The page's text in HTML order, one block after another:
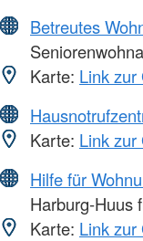
Betreutes
Karte: Link zur
Karte: Link zur
Hilfe für
Harburg-Huus
Karte: Link zur